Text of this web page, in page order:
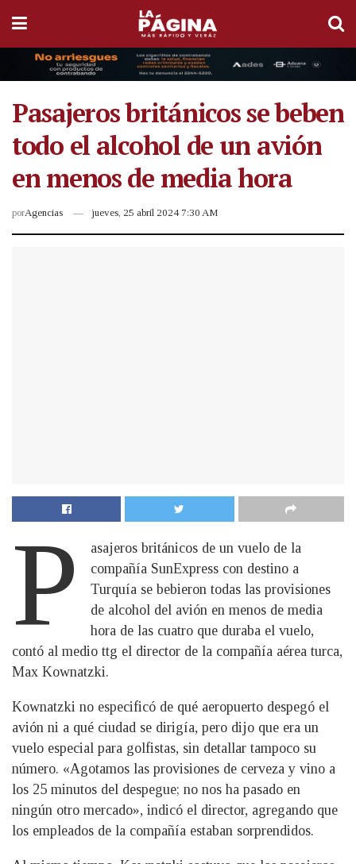
Pasajeros británicos se beben
todo el alcohol de un avión
en menos de media hora
porAgencias jueves, 25 abril 2024 7:30 AM
P
asajeros británicos de un vuelo de la
compañía SunExpress con destino a
Turquía se bebieron todas las provisiones
de alcohol del avión en menos de media
hora de las cuatro que duraba el vuelo,
contó al medio ttg el director de la compañía aérea turca,
Max Kownatzki.
Kownatzki no especificó de qué aeropuerto despegó el
avión ni a qué ciudad se dirigía, pero dijo que era un
vuelo especial para golfistas, sin detallar tampoco su
número. «Agotamos las provisiones de cerveza y vino a
los 25 minutos del despegue; no nos ha pasado en
ningún otro mercado», indicó el director, agregando que
los empleados de la compañía estaban sorprendidos.